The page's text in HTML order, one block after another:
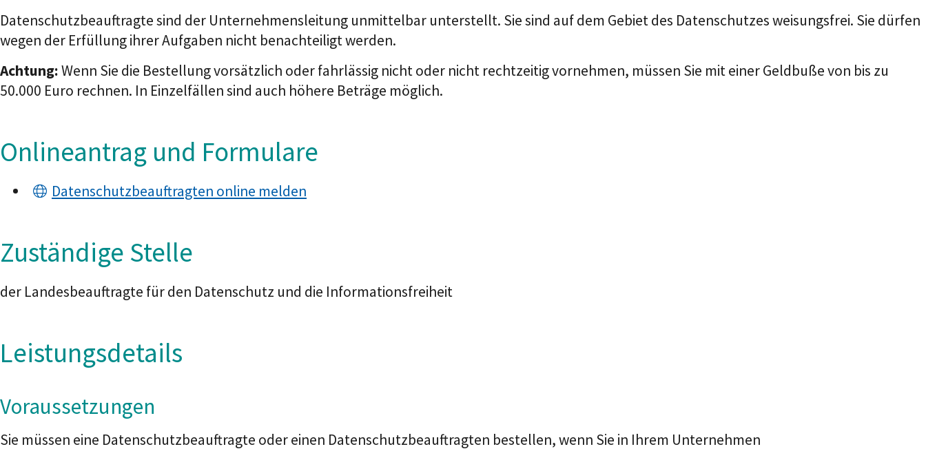
Datenschutzbeauftragte sind der Unternehmensleitung unmittelbar unterstellt. Sie sind auf dem Gebiet des Datenschutzes weisungsfrei. Sie dürfen
wegen der Erfüllung ihrer Aufgaben nicht benachteiligt werden.
Achtung:Wenn Sie die Bestellung vorsätzlich oder fahrlässig nicht oder nicht rechtzeitig vornehmen, müssen Sie mit einer Geldbuße von bis zu
50.000 Euro rechnen. In Einzelfällen sind auch höhere Beträge möglich.
Onlineantrag und Formulare
Datenschutzbeauftragten online melden
Zuständige Stelle
der Landesbeauftragte für den Datenschutz und die Informationsfreiheit
Leistungsdetails
Voraussetzungen
Sie müssen eine Datenschutzbeauftragte oder einen Datenschutzbeauftragten bestellen, wenn Sie in Ihrem Unternehmen